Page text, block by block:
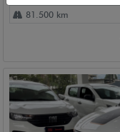
81.500 km